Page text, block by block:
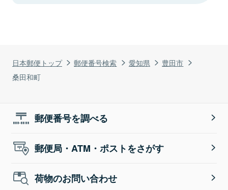
日本郵便トップ 郵便番号検索 愛知県
豊田市
桑田和町
郵便番号を調べる
郵便局・ATM・ポストをさがす
荷物のお問い合わせ